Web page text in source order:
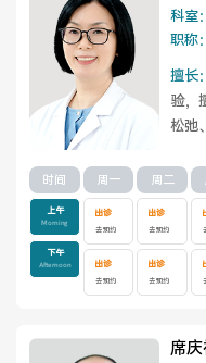
公示公告
科研介绍
通知公告
科室：
职称：
擅长：
验，
松弛
查看
时间
上午
Morning
下午
Afternoon
周一
出诊
去预约
出诊
去预约
周二
出诊
去预约
出诊
去预约
席